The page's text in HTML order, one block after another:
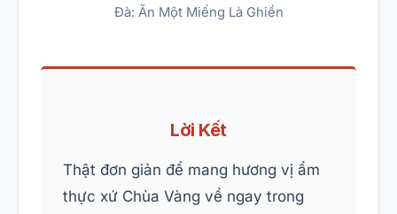
Đà: Ăn Một Miếng Là Ghiền
Lời Kết
Thật đơn giản để mang hương vị ẩm
thực xứ Chùa Vàng về ngay trong